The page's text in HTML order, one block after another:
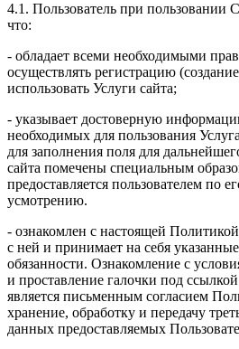
4.1. Пользователь при пользовании
что:
- обладает всеми необходимыми
осуществлять регистрацию
использовать Услуги сайта;
- указывает достоверную
необходимых для пользования
для заполнения поля для
сайта помечены специальным
предоставляется пользователем по
усмотрению.
- ознакомлен с настоящей
с ней и принимает на себя
обязанности. Ознакомление с
и проставление галочки под
является письменным согласием
хранение, обработку и передачу
данных предоставляемых